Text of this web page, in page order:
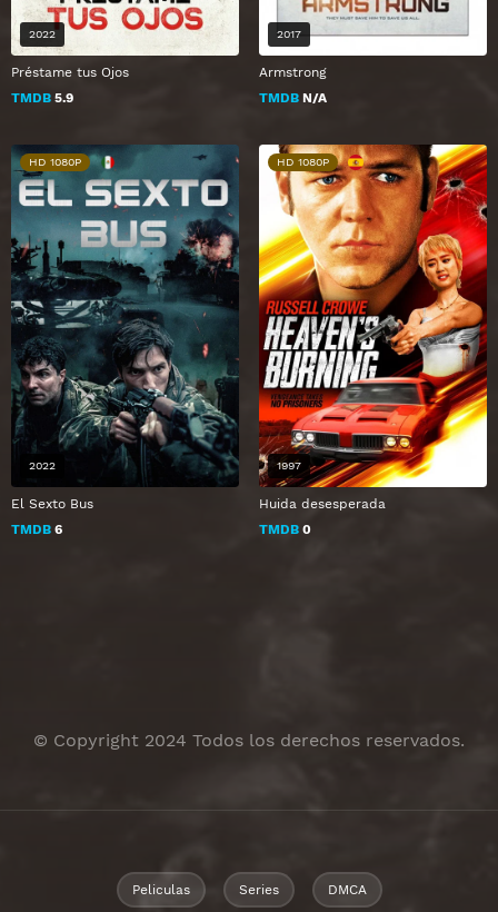
Préstame tus Ojos
TMDB 5.9
2022
Armstrong
TMDB N/A
2017
El Sexto Bus
TMDB 6
HD 1080P
2022
Huida desesperada
TMDB 0
HD 1080P
1997
© Copyright 2024 Todos los derechos reservados.
Peliculas Series DMCA